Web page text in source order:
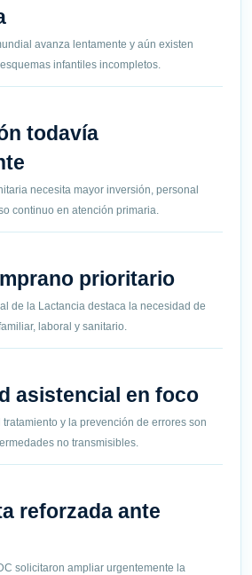
avanza lentamente y aún existen
infantiles incompletos.
todavía
necesita mayor inversión, personal
continuo en atención primaria.
prioritario
de la Lactancia destaca la necesidad de
laboral y sanitario.
asistencial en foco
y la prevención de errores son
no transmisibles.
reforzada ante
solicitaron ampliar urgentemente la